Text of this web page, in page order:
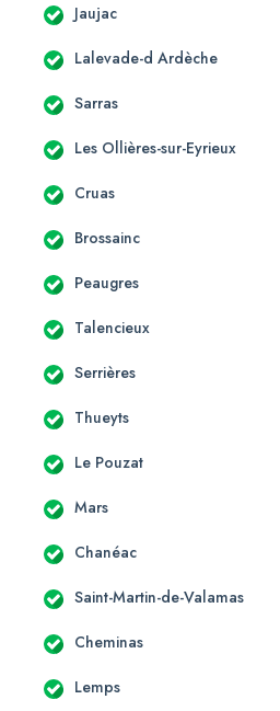
Jaujac
Lalevade-d Ardèche
Sarras
Les Ollières-sur-Eyrieux
Cruas
Brossainc
Peaugres
Talencieux
Serrières
Thueyts
Le Pouzat
Mars
Chanéac
Saint-Martin-de-Valamas
Cheminas
Lemps